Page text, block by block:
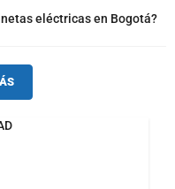
eléctricas en Bogotá?